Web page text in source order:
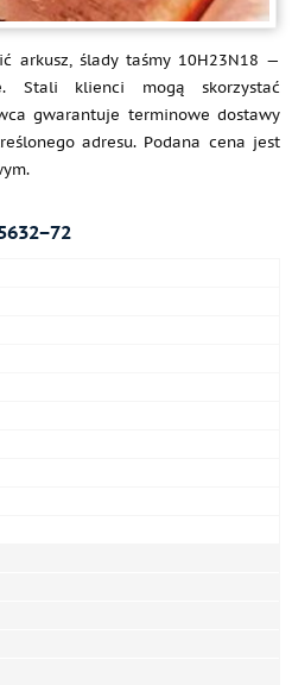
arkusz, ślady taśmy 10H23N18 —
Stali klienci mogą skorzystać
gwarantuje terminowe dostawy
adresu. Podana cena jest